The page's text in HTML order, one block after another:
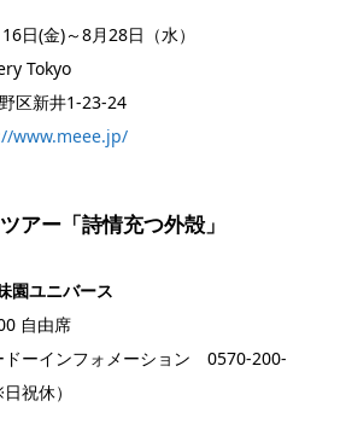
日(金)～8月28日（水）
Tokyo
区新井1-23-24
www.meee.jp/
アー「詩情充つ外殻」
園ユニバース
自由席
ドーインフォメーション 0570-200-
祝休）